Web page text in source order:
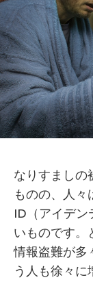
なりすましの
ものの、人
ID（アイデン
いものです。
情報盗難が多
う人も徐々